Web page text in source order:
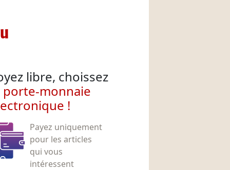
libre, choissez
porte-monnaie
!
Payez uniquement
pour les articles
qui vous
intéressent